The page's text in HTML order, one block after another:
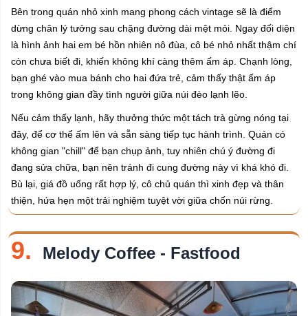
Bên trong quán nhỏ xinh mang phong cách vintage sẽ là điểm
dừng chân lý tưởng sau chặng đường dài mệt mỏi. Ngay đối diện
là hình ảnh hai em bé hồn nhiên nô đùa, cô bé nhỏ nhất thậm chí
còn chưa biết đi, khiến không khí càng thêm ấm áp. Chạnh lòng,
bạn ghé vào mua bánh cho hai đứa trẻ, cảm thấy thật ấm áp
trong không gian đầy tình người giữa núi đèo lạnh lẽo.
Nếu cảm thấy lạnh, hãy thưởng thức một tách trà gừng nóng tại
đây, để cơ thể ấm lên và sẵn sàng tiếp tục hành trình. Quán có
không gian "chill" để bạn chụp ảnh, tuy nhiên chú ý đường đi
đang sửa chữa, bạn nên tránh đi cung đường này vì khá khó đi.
Bù lại, giá đồ uống rất hợp lý, cô chủ quán thì xinh đẹp và thân
thiện, hứa hẹn một trải nghiệm tuyệt vời giữa chốn núi rừng.
9. Melody Coffee - Fastfood